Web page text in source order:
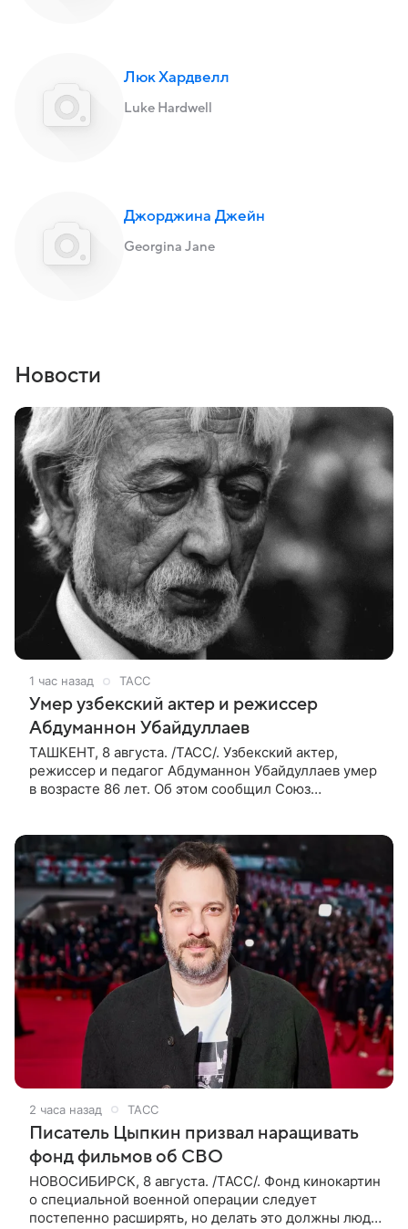
Люк Хардвелл
Luke Hardwell
Джорджина Джейн
Georgina Jane
Новости
1 час назад ТАСС
Умер узбекский актер и режиссер
Абдуманнон Убайдуллаев
ТАШКЕНТ, 8 августа. /ТАСС/. Узбекский актер,
режиссер и педагог Абдуманнон Убайдуллаев умер
в возрасте 86 лет. Об этом сообщил Союз
2 часа назад ТАСС
Писатель Цыпкин призвал наращивать
фонд фильмов об СВО
НОВОСИБИРСК, 8 августа. /ТАСС/. Фонд кинокартин
о специальной военной операции следует
постепенно расширять, но делать это должны люди,